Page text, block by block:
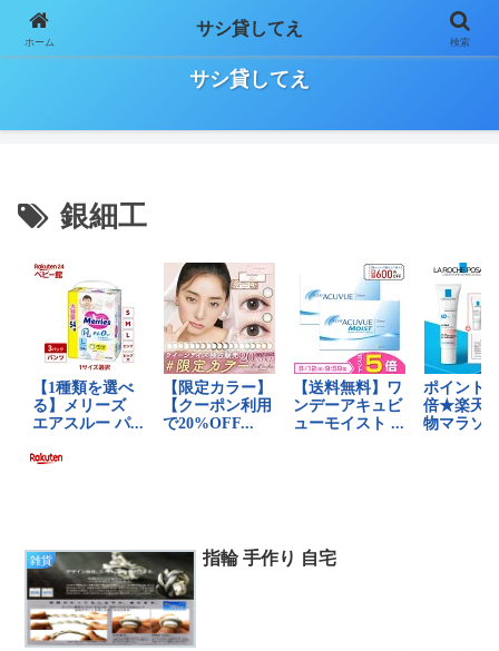
日々の気になること、お役立ち情報などをゆる～く気長に書いていきます！
サシ貸してえ
銀細工
雑貨 指輪 手作り 自宅
ホーム
サシ貸してえ
検索